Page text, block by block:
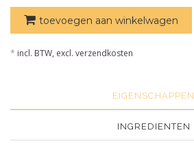
toevoegen aan winkelwagen
* incl. BTW, excl. verzendkosten
EIGENSCHAPPEN
INGREDIENTEN